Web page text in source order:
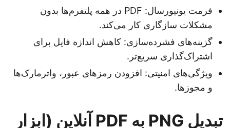
فرمت یونیورسال: PDF در همه پلتفرم‌ها بدون
مشکلات سازگاری کار می‌کند.
گزینه‌های فشرده‌سازی: کاهش اندازه فایل برای
اشتراک‌گذاری سریع‌تر.
ویژگی‌های امنیتی: افزودن رمزهای عبور، واترمارک‌ها
و مجوزها.
تبدیل PNG به PDF آنلاین (ابزار